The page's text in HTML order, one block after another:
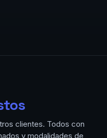
clientes. Todos con
y modalidades de